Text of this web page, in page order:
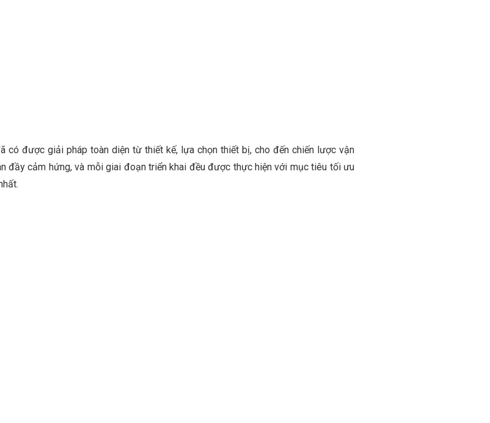
có được giải pháp toàn diện từ thiết kế, lựa chọn thiết bị, cho đến chiến lược vận
đầy cảm hứng, và mỗi giai đoạn triển khai đều được thực hiện với mục tiêu tối ưu